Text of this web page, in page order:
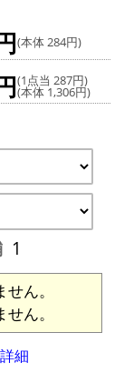
(本体 284円)
(1点当 287円)
(本体 1,306円)
1
ん。
ん。
詳細